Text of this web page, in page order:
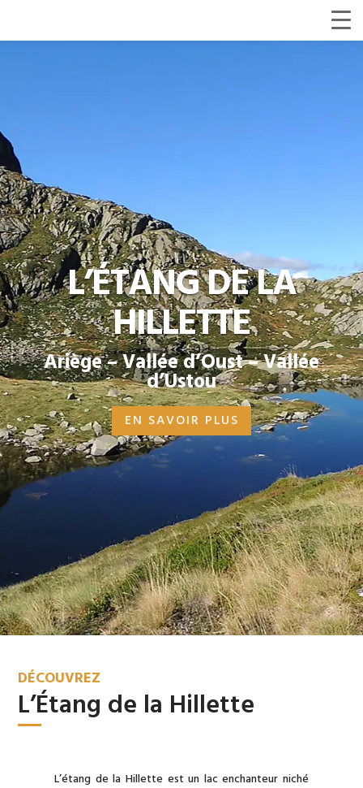
L’ÉTANG DE LA
HILLETTE
Ariège – Vallée d’Oust – Vallée
d’Ustou
EN SAVOIR PLUS
DÉCOUVREZ
L’Étang de la Hillette
L’étang de la Hillette est un lac enchanteur niché